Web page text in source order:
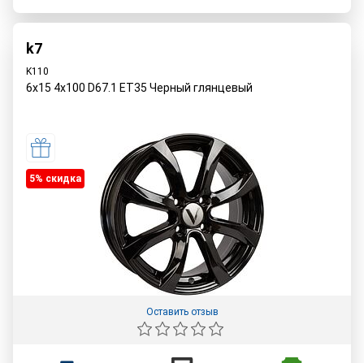
k7
K110
6x15 4x100 D67.1 ET35 Черный глянцевый
5% cкидка
Оставить отзыв